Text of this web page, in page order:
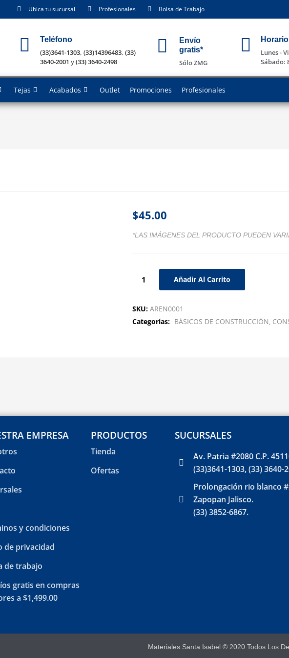
Ubica tu sucursal Profesionales Bolsa de Trabajo
Teléfono
(33)3641-1303, (33)14396483, (33)
3640-2001 y(33) 3640-2498
Envío
gratis*
Sólo ZMG
Lunes -
Sábado:
Tejas Acabados Outlet Promociones Profesionales
$45.00
*LAS IMÁGENES DEL PRODUCTO PUEDEN
Añadir Al Carrito
SKU: AREN0001
Categorías: BÁSICOS DE CONSTRUCCIÓN
EMPRESA
y condiciones
de privacidad
de trabajo
gratis en compras
a $1,499.00
PRODUCTOS
Tienda
Ofertas
SUCURSALES
Av. Patria #2080 C.P.
(33)3641-1303, (33) 3640-
Prolongación rio blanco
Zapopan Jalisco.
(33) 3852-6867.
Materiales Santa Isabel © 2020 Todos Los